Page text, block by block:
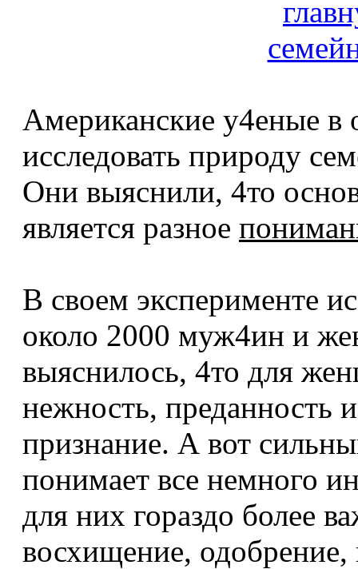
Американские у4еные в
исследовать природу
Они выяснили, 4то
является разное
В своем эксперименте
около 2000 муж4ин и
выяснилось, 4то для
нежность, преданность и
признание. А вот
понимает все немного
для них гораздо более
восхищение, одобрение,